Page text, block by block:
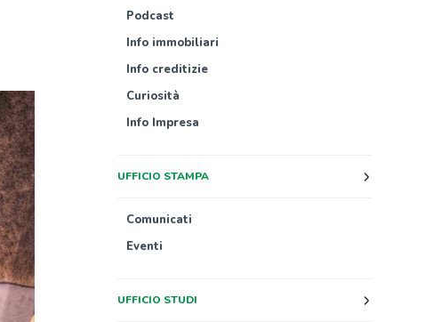
Podcast
Info immobiliari
Info creditizie
Curiosità
Info Impresa
UFFICIO STAMPA
Comunicati
Eventi
UFFICIO STUDI